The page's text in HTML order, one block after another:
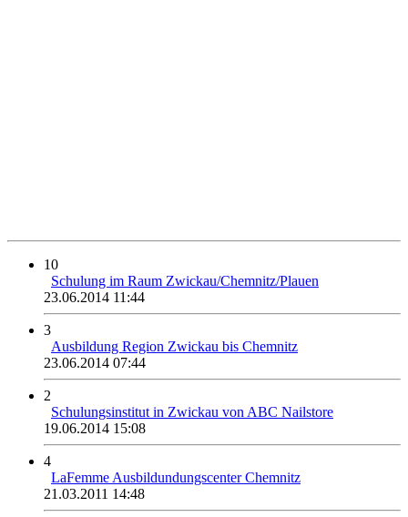
10
Schulung im Raum Zwickau/Chemnitz/Plauen
23.06.2014 11:44
3
Ausbildung Region Zwickau bis Chemnitz
23.06.2014 07:44
2
Schulungsinstitut in Zwickau von ABC Nailstore
19.06.2014 15:08
4
LaFemme Ausbildundungscenter Chemnitz
21.03.2011 14:48